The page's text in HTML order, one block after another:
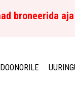
broneerida
DOONORILE